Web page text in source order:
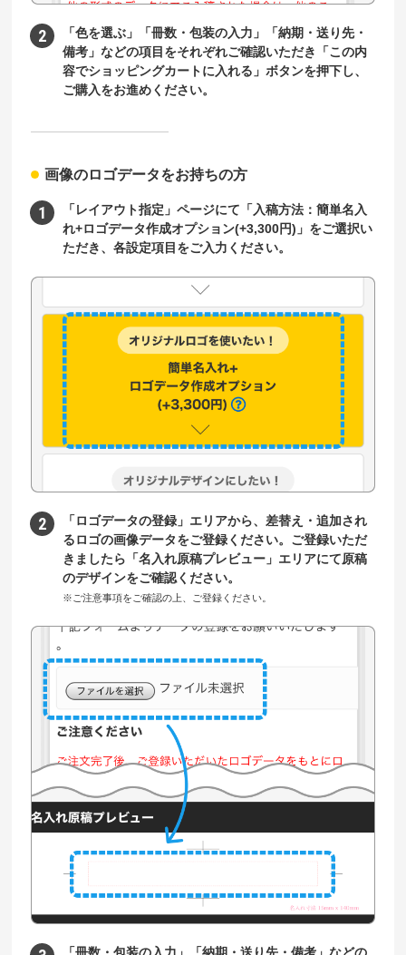
「色を選ぶ」「冊数・包装の入力」「納期・送り先・
備考」などの項目をそれぞれご確認いただき「この内
容でショッピングカートに入れる」ボタンを押下し、
ご購入をお進めください。
画像のロゴデータをお持ちの方
「レイアウト指定」ページにて「入稿方法：簡単名入
れ+ロゴデータ作成オプション(+3,300円)」をご選択い
ただき、各設定項目をご入力ください。
「ロゴデータの登録」エリアから、差替え・追加され
るロゴの画像データをご登録ください。ご登録いただ
きましたら「名入れ原稿プレビュー」エリアにて原稿
のデザインをご確認ください。
※ご注意事項をご確認の上、ご登録ください。